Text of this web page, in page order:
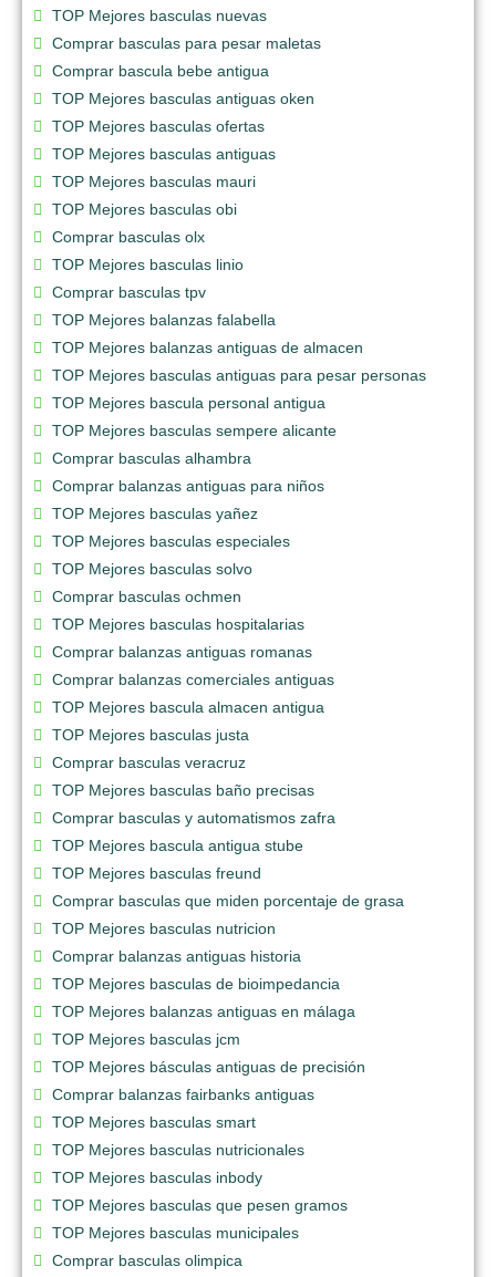
TOP Mejores basculas nuevas
Comprar basculas para pesar maletas
Comprar bascula bebe antigua
TOP Mejores basculas antiguas oken
TOP Mejores basculas ofertas
TOP Mejores basculas antiguas
TOP Mejores basculas mauri
TOP Mejores basculas obi
Comprar basculas olx
TOP Mejores basculas linio
Comprar basculas tpv
TOP Mejores balanzas falabella
TOP Mejores balanzas antiguas de almacen
TOP Mejores basculas antiguas para pesar personas
TOP Mejores bascula personal antigua
TOP Mejores basculas sempere alicante
Comprar basculas alhambra
Comprar balanzas antiguas para niños
TOP Mejores basculas yañez
TOP Mejores basculas especiales
TOP Mejores basculas solvo
Comprar basculas ochmen
TOP Mejores basculas hospitalarias
Comprar balanzas antiguas romanas
Comprar balanzas comerciales antiguas
TOP Mejores bascula almacen antigua
TOP Mejores basculas justa
Comprar basculas veracruz
TOP Mejores basculas baño precisas
Comprar basculas y automatismos zafra
TOP Mejores bascula antigua stube
TOP Mejores basculas freund
Comprar basculas que miden porcentaje de grasa
TOP Mejores basculas nutricion
Comprar balanzas antiguas historia
TOP Mejores basculas de bioimpedancia
TOP Mejores balanzas antiguas en málaga
TOP Mejores basculas jcm
TOP Mejores básculas antiguas de precisión
Comprar balanzas fairbanks antiguas
TOP Mejores basculas smart
TOP Mejores basculas nutricionales
TOP Mejores basculas inbody
TOP Mejores basculas que pesen gramos
TOP Mejores basculas municipales
Comprar basculas olimpica